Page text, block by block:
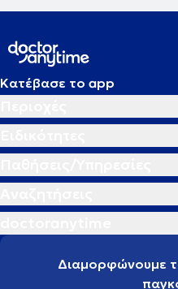
Κατέβασε το app
Διαμορφώνουμε